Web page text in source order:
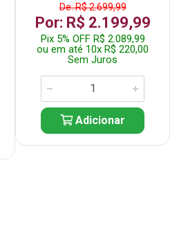
De: R$ 2.699,99
Por: R$ 2.199,99
Pix 5% OFF R$ 2.089,99
ou em até 10x R$ 220,00
Sem Juros
Adicionar